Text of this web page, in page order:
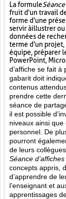
La formule
fruit d'un travail
forme d'une
servir à illustrer
données de
terme d'un
équipe, préparer
PowerPoint,
d’affiche se fait à
gabarit doit
contenus
prendre cette
séance de
il est possible
niveaux ainsi
personnel. De
pourront
de leurs
Séance d’affiches
concepts appris,
d’apprendre de
l’enseignant et
apprentissages